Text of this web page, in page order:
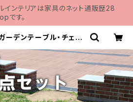
インテリアは家具のネット通販歴28
です。
ーデンテーブル・チェア
アリーザ- SH-01-A
具の通販専門店 MOM
U